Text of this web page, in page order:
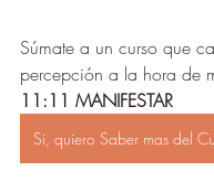
Súmate a un curso que
percepción a la hora de
11:11 MANIFESTAR